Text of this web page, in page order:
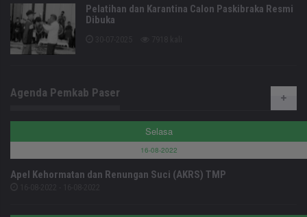
Pelatihan dan Karantina Calon Paskibraka Resmi
Dibuka
Agenda Pemkab Paser
Selasa
16-08-2022
Apel Kehormatan dan Renungan Suci (AKRS) TMP